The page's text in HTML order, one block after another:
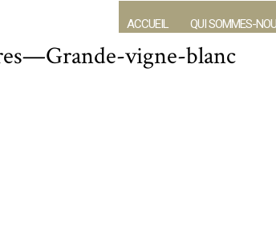
ACCUEIL QUI SOMMES-
vigne-blanc